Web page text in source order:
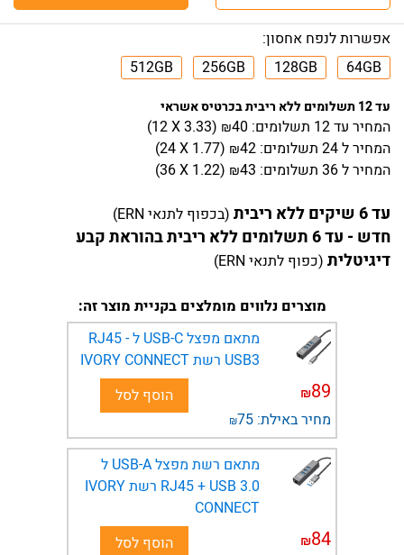
אפשרות לנפח אחסון:
64GB
128GB
256GB
512GB
עד 12 תשלומים ללא ריבית בכרטיס אשראי
המחיר עד 12 תשלומים: ₪40
(12 X3.33)
המחירל 24 תשלומים: ₪42
(24 X 1.77)
המחירל 36 תשלומים: ₪43
(36 X 1.22)
עד 6 שיקים ללא ריבית (בכפוף לתנאי ERN)
חדש - עד 6 תשלומים ללא ריבית בהוראת קבע
דיגיטלית (כפוף לתנאי ERN)
מוצרים נלווים מומלצים בקניית מוצר זה:
מתאם מפצל USB-C ל RJ45 -
USB3 רשת IVORY CONNECT
89
₪
מחיר באילת: 75
₪
הוסף לסל
מתאם רשת מפצל USB-A ל
0.RJ45 + USB 3 רשת IVORY
CONNECT
84
₪ הוסף לסל